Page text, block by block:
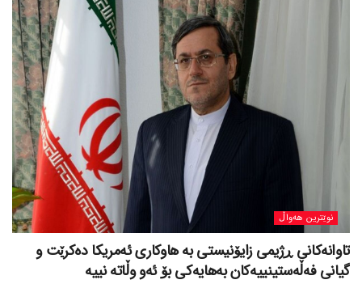
نوێترین هەواڵ
تاوانەکانی ڕژیمی زایۆنیستی بە هاوکاری ئەمریکا دەکرێت و
گیانی فەڵەستینییەکان بەهایەکی بۆ ئەو وڵاتە نییە